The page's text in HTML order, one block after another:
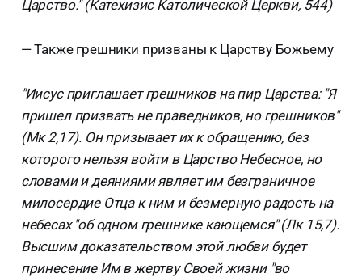
Царство." (Катехизис Католической Церкви, 544)
— Также грешники призваны к Царству Божьему
"Иисус приглашает грешников на пир Царства: "Я
пришел призвать не праведников, но грешников"
(Мк 2,17). Он призывает их к обращению, без
которого нельзя войти в Царство Небесное, но
словами и деяниями являет им безграничное
милосердие Отца к ним и безмерную радость на
небесах "об одном грешнике кающемся" (Лк 15,7).
Высшим доказательством этой любви будет
принесение Им в жертву Своей жизни "во